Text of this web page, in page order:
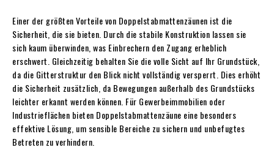
Einer der größten Vorteile von Doppelstabmattenzäunen ist die
Sicherheit, die sie bieten. Durch die stabile Konstruktion lassen sie
sich kaum überwinden, was Einbrechern den Zugang erheblich
erschwert. Gleichzeitig behalten Sie die volle Sicht auf Ihr Grundstück,
da die Gitterstruktur den Blick nicht vollständig versperrt. Dies erhöht
die Sicherheit zusätzlich, da Bewegungen außerhalb des Grundstücks
leichter erkannt werden können. Für Gewerbeimmobilien oder
Industrieflächen bieten Doppelstabmattenzäune eine besonders
effektive Lösung, um sensible Bereiche zu sichern und unbefugtes
Betreten zu verhindern.